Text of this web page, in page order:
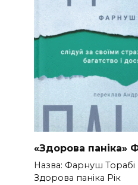
«Здорова паніка»
Назва: Фарнуш
Здорова паніка Рік